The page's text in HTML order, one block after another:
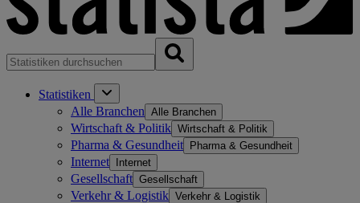
Statistiken
Alle Branchen Alle Branchen
Wirtschaft & Politik Wirtschaft & Politik
Pharma & Gesundheit Pharma & Gesundheit
Internet Internet
Gesellschaft Gesellschaft
Verkehr & Logistik Verkehr & Logistik